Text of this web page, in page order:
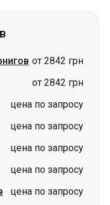
от 2842 грн
от 2842 грн
цена по запросу
цена по запросу
цена по запросу
цена по запросу
цена по запросу